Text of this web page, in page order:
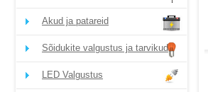
Akud ja patareid
Sõidukite valgustus ja tarvikud
LED Valgustus